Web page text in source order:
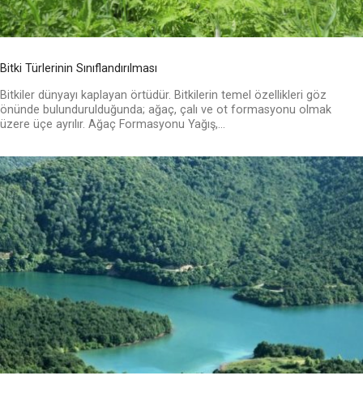
Bitki Türlerinin Sınıflandırılması
Bitkiler dünyayı kaplayan örtüdür. Bitkilerin temel özellikleri göz
önünde bulundurulduğunda; ağaç, çalı ve ot formasyonu olmak
üzere üçe ayrılır. Ağaç Formasyonu Yağış,...